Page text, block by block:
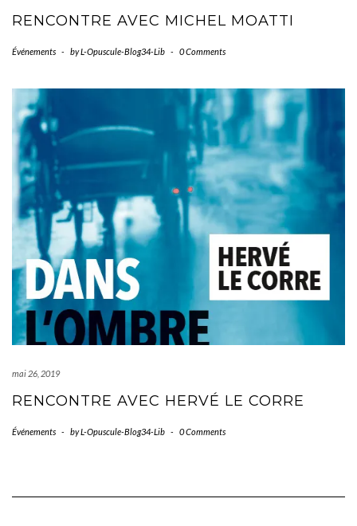
RENCONTRE AVEC MICHEL MOATTI
Événements - byL-Opuscule-Blog34-Lib - 0 Comments
mai 26, 2019
RENCONTRE AVEC HERVÉ LE CORRE
Événements - byL-Opuscule-Blog34-Lib - 0 Comments